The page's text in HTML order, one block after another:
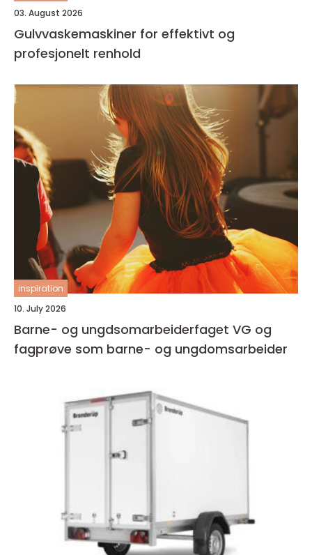
03. August 2026
Gulvvaskemaskiner for effektivt og
profesjonelt renhold
inspiration
10. July 2026
Barne- og ungdsomarbeiderfaget VG og
fagprøve som barne- og ungdomsarbeider